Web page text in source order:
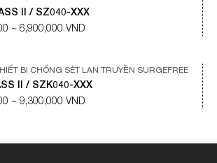
II / SZ040-XXX
~ 6,900,000 VND
BỊ CHỐNG SÉT LAN TRUYỀN SURGEFREE
II / SZK040-XXX
~ 9,300,000 VND